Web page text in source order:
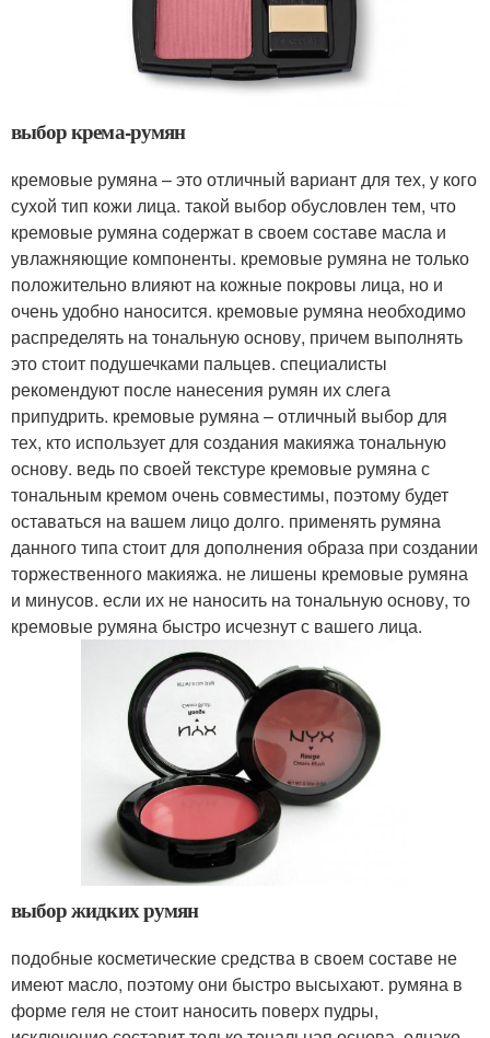
выбор крема-румян
кремовые румяна – это отличный вариант для тех, у кого
сухой тип кожи лица. такой выбор обусловлен тем, что
кремовые румяна содержат в своем составе масла и
увлажняющие компоненты. кремовые румяна не только
положительно влияют на кожные покровы лица, но и
очень удобно наносится. кремовые румяна необходимо
распределять на тональную основу, причем выполнять
это стоит подушечками пальцев. специалисты
рекомендуют после нанесения румян их слега
припудрить. кремовые румяна – отличный выбор для
тех, кто использует для создания макияжа тональную
основу. ведь по своей текстуре кремовые румяна с
тональным кремом очень совместимы, поэтому будет
оставаться на вашем лицо долго. применять румяна
данного типа стоит для дополнения образа при создании
торжественного макияжа. не лишены кремовые румяна
и минусов. если их не наносить на тональную основу, то
кремовые румяна быстро исчезнут с вашего лица.
выбор жидких румян
подобные косметические средства в своем составе не
имеют масло, поэтому они быстро высыхают. румяна в
форме геля не стоит наносить поверх пудры,